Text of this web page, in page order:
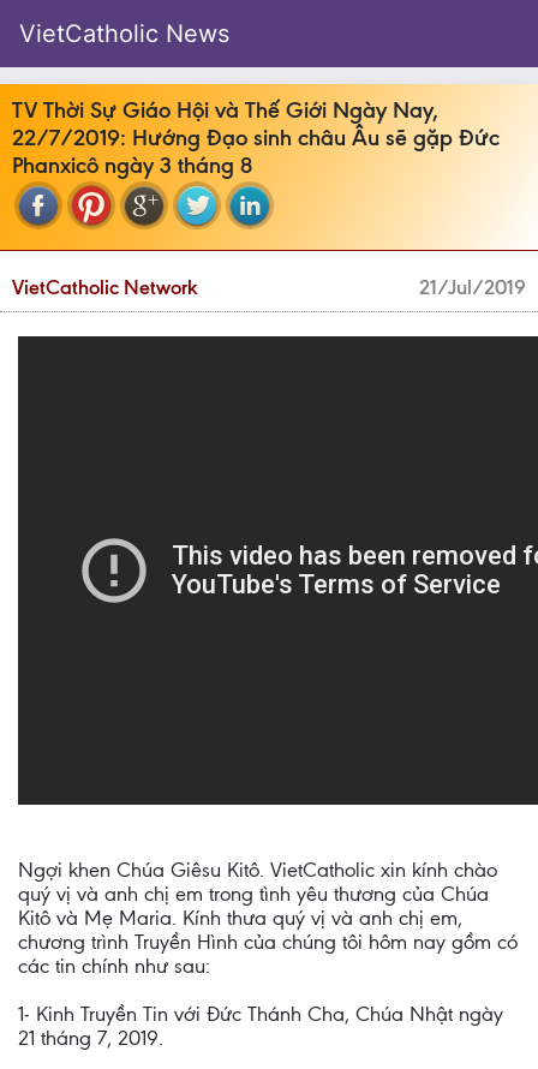
VietCatholic News
TV Thời Sự Giáo Hội và Thế Giới Ngày Nay,
22/7/2019: Hướng Đạo sinh châu Âu sẽ gặp Đức
Phanxicô ngày 3 tháng 8
VietCatholic Network 21/Jul/2019
Ngợi khen Chúa Giêsu Kitô. VietCatholic xin kính chào
quý vị và anh chị em trong tình yêu thương của Chúa
Kitô và Mẹ Maria. Kính thưa quý vị và anh chị em,
chương trình Truyền Hình của chúng tôi hôm nay gồm có
các tin chính như sau:
1- Kinh Truyền Tin với Đức Thánh Cha, Chúa Nhật ngày
21 tháng 7, 2019.